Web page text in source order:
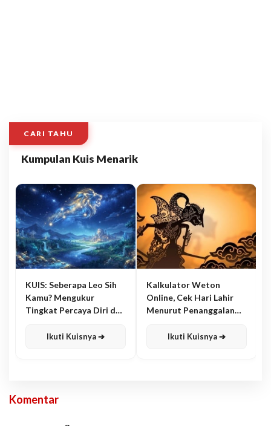
CARI TAHU
Kumpulan Kuis Menarik
KUIS: Seberapa Leo Sih
Kamu? Mengukur
Tingkat Percaya Diri dan
Ikuti Kuisnya ➔
Kalkulator Weton
Online, Cek Hari Lahir
Menurut Penanggalan
Ikuti Kuisnya ➔
Komentar